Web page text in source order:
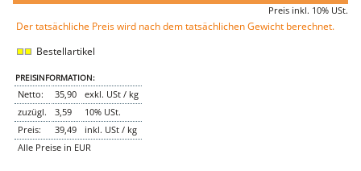
Teigwaren
Gebäck
Wein
Säfte
Spirituosen
Senf & Co
Essig & Öl
Trockensortiment
Süssigkeiten
Preis inkl. 10% USt.
Der tatsächliche Preis wird nach dem tatsächlichen Gewicht berechnet.
Bestellartikel
PREISINFORMATION:
Netto: 35,90
exkl. USt / kg
zuzügl.
3,59
10% USt.
Preis:
39,49
inkl. USt / kg
Alle Preise in EUR